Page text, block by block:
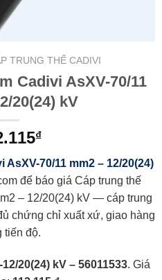
TRUNG THẾ CADIVI
Cadivi AsXV-70/11
20(24) kV
₫
70/11 mm2 – 12/20(24)
để báo giá Cáp trung thế
– 12/20(24) kV — cáp trung
chứng chỉ xuất xứ, giao hàng
tiến độ.
20(24) kV – 56011533. Giá